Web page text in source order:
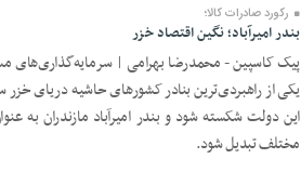
رکورد صادرات کالا؛
بندر امیرآباد؛ نگین اقتصاد خزر
پیک کاسپین - محمدرضا بهرامی | سرمایه‌گذاری‌های
یکی از راهبردی‌ترین بنادر کشورهای حاشیه دریای خزر
این دولت شکسته شود و بندر امیرآباد مازندران به
مختلف تبدیل شود.